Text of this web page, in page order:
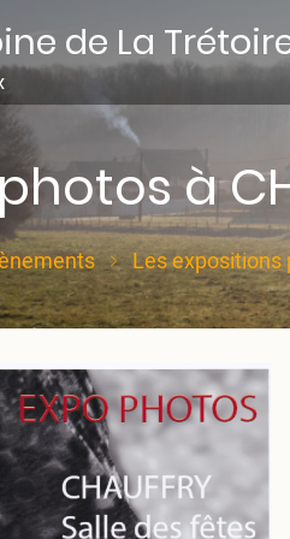
de La
à
Les expositions